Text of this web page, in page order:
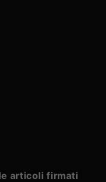
articoli firmati